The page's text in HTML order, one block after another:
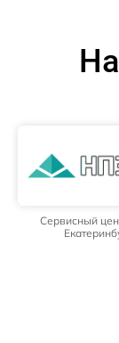
Сервисный